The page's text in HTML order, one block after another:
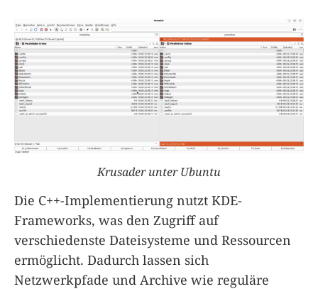
Krusader unter Ubuntu
Die C++-Implementierung nutzt KDE-
Frameworks, was den Zugriff auf
verschiedenste Dateisysteme und Ressourcen
ermöglicht. Dadurch lassen sich
Netzwerkpfade und Archive wie reguläre